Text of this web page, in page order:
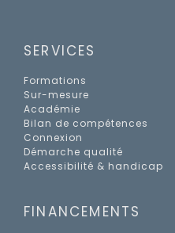
SERVICES
Formations
Sur-mesure
Académie
Bilan de compétences
Connexion
Démarche qualité
Accessibilité & handicap
FINANCEMENTS